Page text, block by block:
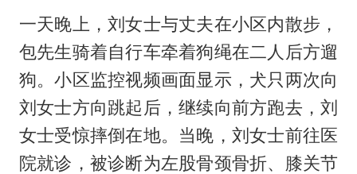
一天晚上，刘女士与丈夫在小区内散步，
包先生骑着自行车牵着狗绳在二人后方遛
狗。小区监控视频画面显示，犬只两次向
刘女士方向跳起后，继续向前方跑去，刘
女士受惊摔倒在地。当晚，刘女士前往医
院就诊，被诊断为左股骨颈骨折、膝关节